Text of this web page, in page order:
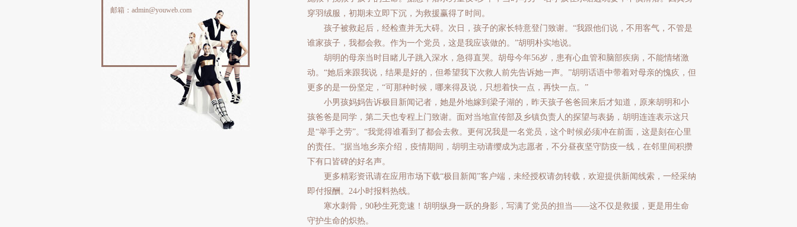
邮箱：admin@youweb.com
穿羽绒服，初期未立即下沉，为救援赢得了时间。
孩子被救起后，经检查并无大碍。次日，孩子的家长特意登门致谢。“我跟他们说，不用客气，不管是
谁家孩子，我都会救。作为一个党员，这是我应该做的。”胡明朴实地说。
胡明的母亲当时目睹儿子跳入深水，急得直哭。胡母今年56岁，患有心血管和脑部疾病，不能情绪激
动。“她后来跟我说，结果是好的，但希望我下次救人前先告诉她一声。”胡明话语中带着对母亲的愧疚，但
更多的是一份坚定，“可那种时候，哪来得及说，只想着快一点，再快一点。”
小男孩妈妈告诉极目新闻记者，她是外地嫁到梁子湖的，昨天孩子爸爸回来后才知道，原来胡明和小
孩爸爸是同学，第二天也专程上门致谢。面对当地宣传部及乡镇负责人的探望与表扬，胡明连连表示这只
是“举手之劳”。“我觉得谁看到了都会去救。更何况我是一名党员，这个时候必须冲在前面，这是刻在心里
的责任。”据当地乡亲介绍，疫情期间，胡明主动请缨成为志愿者，不分昼夜坚守防疫一线，在邻里间积攒
下有口皆碑的好名声。
更多精彩资讯请在应用市场下载“极目新闻”客户端，未经授权请勿转载，欢迎提供新闻线索，一经采纳
即付报酬。24小时报料热线。
寒水刺骨，90秒生死竞速！胡明纵身一跃的身影，写满了党员的担当——这不仅是救援，更是用生命
守护生命的炽热。